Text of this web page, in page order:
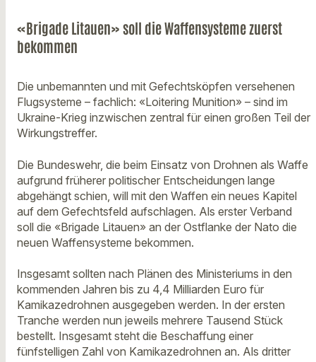
«Brigade Litauen» soll die Waffensysteme zuerst
bekommen
Die unbemannten und mit Gefechtsköpfen versehenen
Flugsysteme – fachlich: «Loitering Munition» – sind im
Ukraine-Krieg inzwischen zentral für einen großen Teil der
Wirkungstreffer.
Die Bundeswehr, die beim Einsatz von Drohnen als Waffe
aufgrund früherer politischer Entscheidungen lange
abgehängt schien, will mit den Waffen ein neues Kapitel
auf dem Gefechtsfeld aufschlagen. Als erster Verband
soll die «Brigade Litauen» an der Ostflanke der Nato die
neuen Waffensysteme bekommen.
Insgesamt sollten nach Plänen des Ministeriums in den
kommenden Jahren bis zu 4,4 Milliarden Euro für
Kamikazedrohnen ausgegeben werden. In der ersten
Tranche werden nun jeweils mehrere Tausend Stück
bestellt. Insgesamt steht die Beschaffung einer
fünfstelligen Zahl von Kamikazedrohnen an. Als dritter